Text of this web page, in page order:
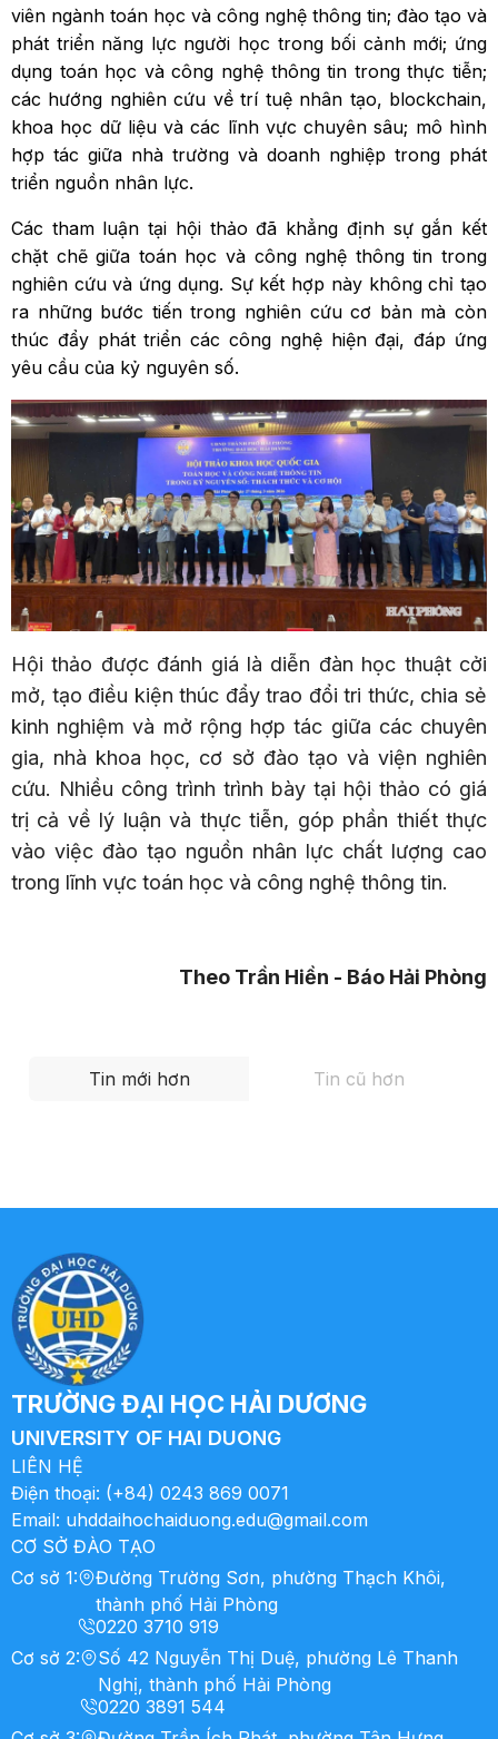
viên ngành toán học và công nghệ thông tin; đào tạo và
phát triển năng lực người học trong bối cảnh mới; ứng
dụng toán học và công nghệ thông tin trong thực tiễn;
các hướng nghiên cứu về trí tuệ nhân tạo, blockchain,
khoa học dữ liệu và các lĩnh vực chuyên sâu; mô hình
hợp tác giữa nhà trường và doanh nghiệp trong phát
triển nguồn nhân lực.
Các tham luận tại hội thảo đã khẳng định sự gắn kết
chặt chẽ giữa toán học và công nghệ thông tin trong
nghiên cứu và ứng dụng. Sự kết hợp này không chỉ tạo
ra những bước tiến trong nghiên cứu cơ bản mà còn
thúc đẩy phát triển các công nghệ hiện đại, đáp ứng
yêu cầu của kỷ nguyên số.
Hội thảo được đánh giá là diễn đàn học thuật cởi
mở, tạo điều kiện thúc đẩy trao đổi tri thức, chia sẻ
kinh nghiệm và mở rộng hợp tác giữa các chuyên
gia, nhà khoa học, cơ sở đào tạo và viện nghiên
cứu. Nhiều công trình trình bày tại hội thảo có giá
trị cả về lý luận và thực tiễn, góp phần thiết thực
vào việc đào tạo nguồn nhân lực chất lượng cao
trong lĩnh vực toán học và công nghệ thông tin.
Theo Trần Hiền - Báo Hải Phòng
Tin mới hơn Tin cũ hơn
TRƯỜNG ĐẠI HỌC HẢI DƯƠNG
UNIVERSITY OF HAI DUONG
LIÊN HỆ
Điện thoại: (+84) 0243 869 0071
Email: uhddaihochaiduong.edu@gmail.com
CƠ SỞ ĐÀO TẠO
Cơ sở 1:
Đường Trường Sơn, phường Thạch Khôi,
thành phố Hải Phòng
0220 3710 919
Cơ sở 2:
Số 42 Nguyễn Thị Duệ, phường Lê Thanh
Nghị, thành phố Hải Phòng
0220 3891 544